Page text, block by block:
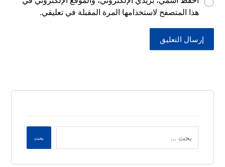
هذا المتصفح لاستخدامها المرة المقبلة في تعليقي.
إرسال التعليق
بحث